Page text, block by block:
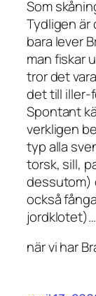
Som
Tydligen är
bara lever
man fiskar
tror det
det till iller-
Spontant
verkligen
typ alla
torsk, sill,
dessutom)
också
jordklotet)…
när vi har